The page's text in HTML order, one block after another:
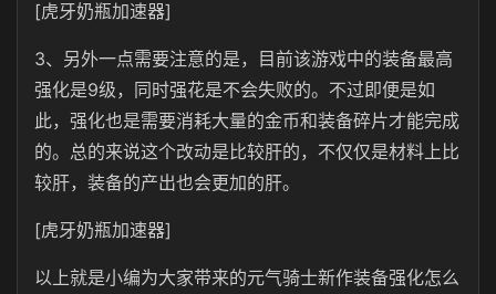
[虎牙奶瓶加速器]
3、另外一点需要注意的是，目前该游戏中的装备最高
强化是9级，同时强花是不会失败的。不过即便是如
此，强化也是需要消耗大量的金币和装备碎片才能完成
的。总的来说这个改动是比较肝的，不仅仅是材料上比
较肝，装备的产出也会更加的肝。
[虎牙奶瓶加速器]
以上就是小编为大家带来的元气骑士新作装备强化怎么